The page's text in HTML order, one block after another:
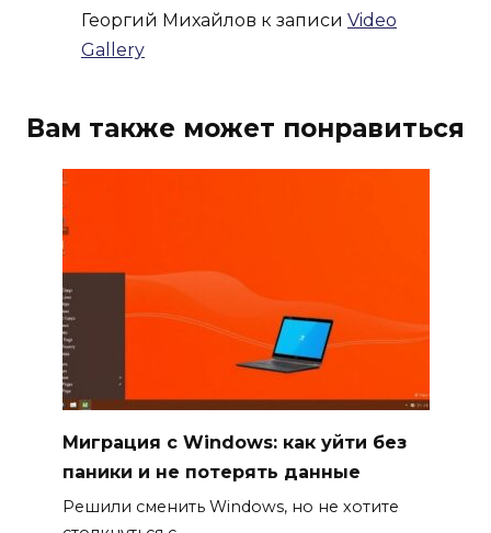
Георгий Михайлов к записи Video
Gallery
Вам также может понравиться
Миграция с Windows: как уйти без
паники и не потерять данные
Решили сменить Windows, но не хотите